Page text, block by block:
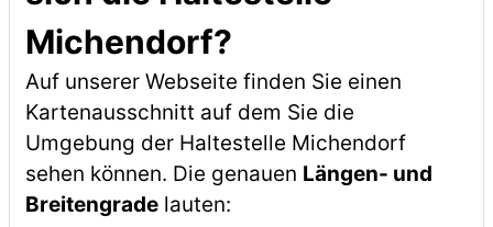
Michendorf?
Auf unserer Webseite finden Sie einen
Kartenausschnitt auf dem Sie die
Umgebung der Haltestelle Michendorf
sehen können. Die genauen Längen- und
Breitengradelauten: